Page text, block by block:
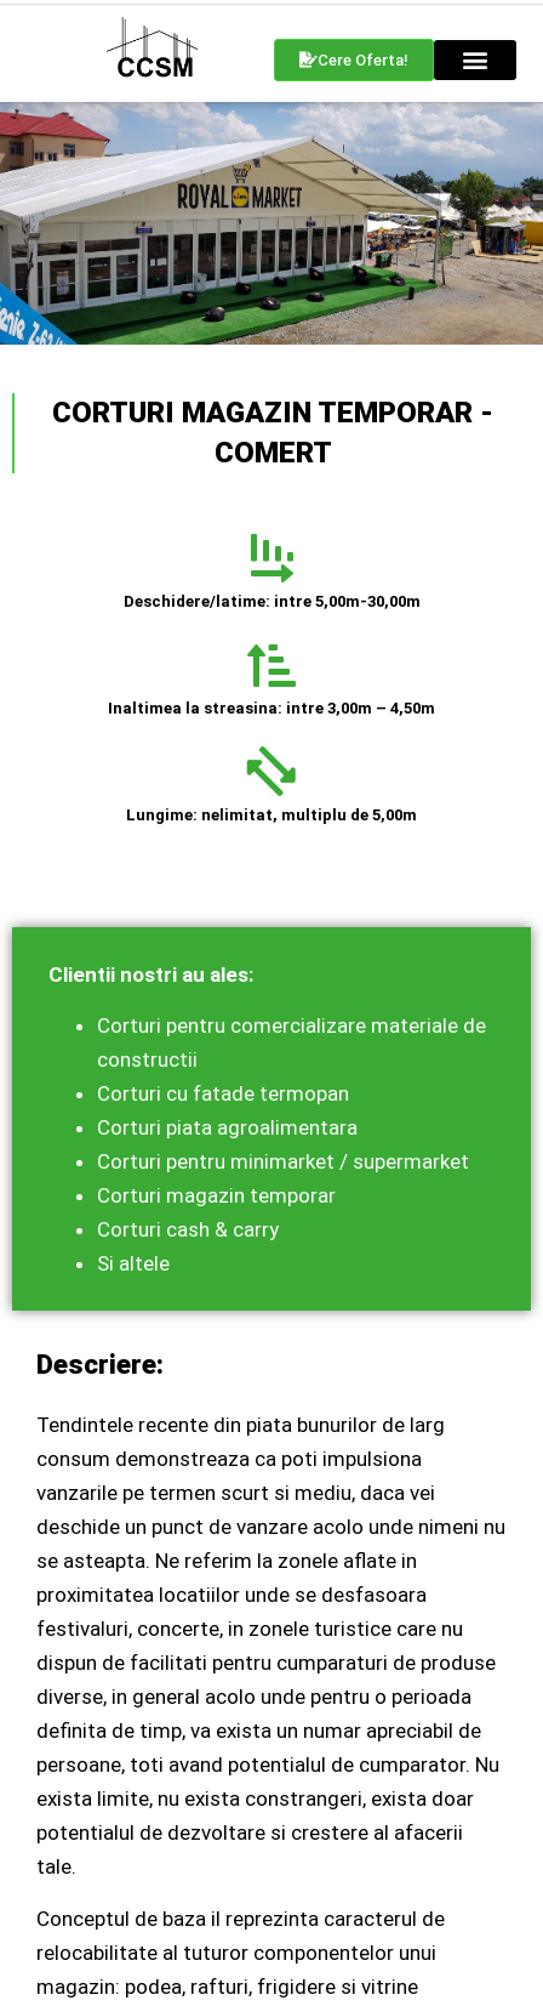
Cere Oferta!
CORTURI MAGAZIN TEMPORAR -
COMERT
Deschidere/latime: intre 5,00m-30,00m
Inaltimea la streasina: intre 3,00m – 4,50m
Lungime: nelimitat, multiplu de 5,00m
Descriere:
Tendintele recente din piata bunurilor de larg
consum demonstreaza ca poti impulsiona
vanzarile pe termen scurt si mediu, daca vei
deschide un punct de vanzare acolo unde nimeni nu
se asteapta. Ne referim la zonele aflate in
proximitatea locatiilor unde se desfasoara
festivaluri, concerte, in zonele turistice care nu
dispun de facilitati pentru cumparaturi de produse
diverse, in general acolo unde pentru o perioada
definita de timp, va exista un numar apreciabil de
persoane, toti avand potentialul de cumparator. Nu
exista limite, nu exista constrangeri, exista doar
potentialul de dezvoltare si crestere al afacerii
tale.
Conceptul de baza il reprezinta caracterul de
relocabilitate al tuturor componentelor unui
magazin: podea, rafturi, frigidere si vitrine
Clientii nostri au ales:
Corturi pentru comercializare materiale de
constructii
Corturi cu fatade termopan
Corturi piata agroalimentara
Corturi pentru minimarket / supermarket
Corturi magazin temporar
Corturi cash & carry
Si altele